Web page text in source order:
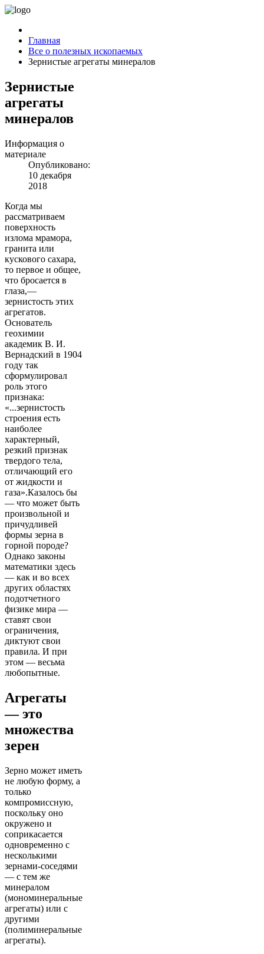
Главная
Все о полезных ископаемых
Зернистые агрегаты минералов
Зернистые
агрегаты
минералов
Информация о
материале
Опубликовано:
10 декабря
2018
Когда мы
рассматриваем
поверхность
излома мрамора,
гранита или
кускового сахара,
то первое и общее,
что бросается в
глаза,—
зернистость этих
агрегатов.
Основатель
геохимии
академик В. И.
Вернадский в 1904
году так
сформулировал
роль этого
признака:
«...зернистость
строения есть
наиболее
характерный,
резкий признак
твердого тела,
отличающий его
от жидкости и
газа».Казалось бы
— что может быть
произвольной и
причудливей
формы зерна в
горной породе?
Однако законы
математики здесь
— как и во всех
других областях
подотчетного
физике мира —
ставят свои
ограничения,
диктуют свои
правила. И при
этом — весьма
любопытные.
Агрегаты
— это
множества
зерен
Зерно может иметь
не любую форму, а
только
компромиссную,
поскольку оно
окружено и
соприкасается
одновременно с
несколькими
зернами-соседями
— с тем же
минералом
(мономинеральные
агрегаты) или с
другими
(полиминеральные
агрегаты).